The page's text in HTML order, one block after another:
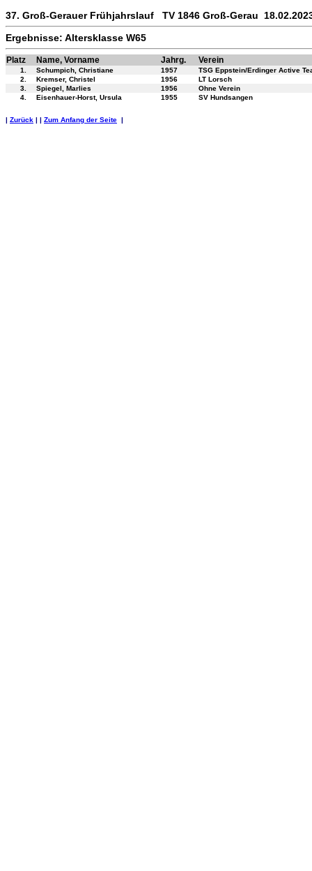
37. Groß-Gerauer Frühjahrslauf TV 1846 Groß-Gerau
Ergebnisse: Altersklasse W65
Platz Name, Vorname Jahrg. Verein
1. Schumpich, Christiane 1957
TSG Eppstein/Erdinger Active
2.
Kremser, Christel 1956
LT Lorsch
3.
Spiegel, Marlies 1956
Ohne Verein
4.
Eisenhauer-Horst, Ursula 1955 SV Hundsangen
| Zurück | | Zum Anfang der Seite |